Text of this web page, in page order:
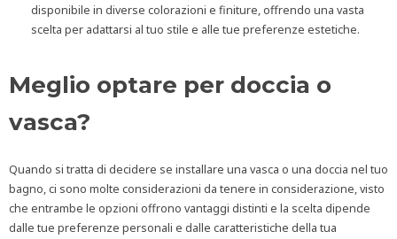
disponibile in diverse colorazioni e finiture, offrendo una vasta
scelta per adattarsi al tuo stile e alle tue preferenze estetiche.
Meglio optare per doccia o
vasca?
Quando si tratta di decidere se installare una vasca o una doccia nel tuo
bagno, ci sono molte considerazioni da tenere in considerazione, visto
che entrambe le opzioni offrono vantaggi distinti e la scelta dipende
dalle tue preferenze personali e dalle caratteristiche della tua